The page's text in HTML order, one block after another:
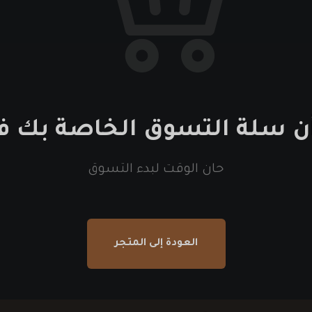
سلة التسوق الخاصة بك
حان الوقت لبدء التسوق
العودة إلى المتجر